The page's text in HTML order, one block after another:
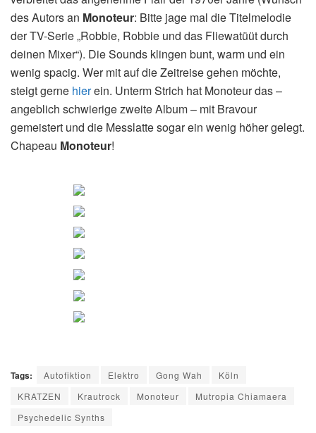
des Autors an Monoteur: Bitte jage mal die Titelmelodie
der TV-Serie „Robbie, Robbie und das Fliewatüüt durch
deinen Mixer“). Die Sounds klingen bunt, warm und ein
wenig spacig. Wer mit auf die Zeitreise gehen möchte,
steigt gerne hierein. Unterm Strich hat Monoteur das –
angeblich schwierige zweite Album – mit Bravour
gemeistert und die Messlatte sogar ein wenig höher gelegt.
Chapeau Monoteur!
Tags: Autofiktion Elektro Gong Wah
Köln
KRATZEN
Krautrock Monoteur
Mutropia Chiamaera
Psychedelic Synths